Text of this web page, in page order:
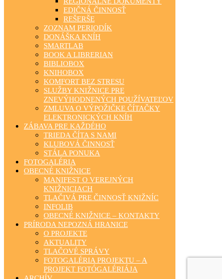
EDIČNÁ ČINNOSŤ
REŠERŠE
ZOZNAM PERIODÍK
DONÁŠKA KNÍH
SMARTLAB
BOOK A LIBRERIAN
BIBLIOBOX
KNIHOBOX
KOMFORT BEZ STRESU
SLUŽBY KNIŽNICE PRE
ZNEVÝHODNENÝCH POUŽÍVATEĽOV
ZMLUVA O VÝPOŽIČKE ČÍTAČKY
ELEKTRONICKÝCH KNÍH
ZÁBAVA PRE KAŽDÉHO
TRIEDA ČÍTA S NAMI
KLUBOVÁ ČINNOSŤ
STÁLA PONUKA
FOTOGALÉRIA
OBECNÉ KNIŽNICE
MANIFEST O VEREJNÝCH
KNIŽNICIACH
TLAČIVÁ PRE ČINNOSŤ KNIŽNÍC
INFOLIB
OBECNÉ KNIŽNICE – KONTAKTY
PRÍRODA NEPOZNÁ HRANICE
O PROJEKTE
AKTUALITY
TLAČOVÉ SPRÁVY
FOTOGALÉRIA PROJEKTU – A
PROJEKT FOTÓGALÉRIÁJA